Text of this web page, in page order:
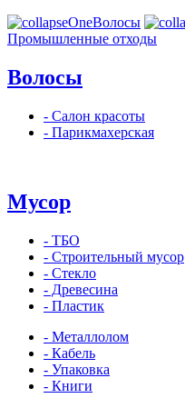
Волосы
Промышленные отходы
Волосы
- Салон красоты
- Парикмахерская
Мусор
- ТБО
- Строительный мусор
- Стекло
- Древесина
- Пластик
- Металлолом
- Кабель
- Упаковка
- Книги